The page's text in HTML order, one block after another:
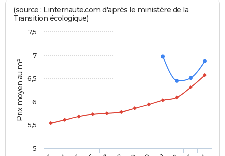
Prix moyen au m²
(source : Linternaute.com d'après le ministère de la
Transition écologique)
5
5,5
6
6,5
7
7,5